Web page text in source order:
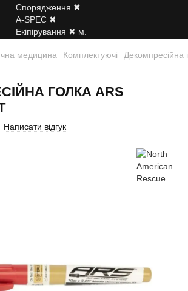
медицина Комплектуючі Декомпресійна
ГОЛКА ARS
Написати відгук